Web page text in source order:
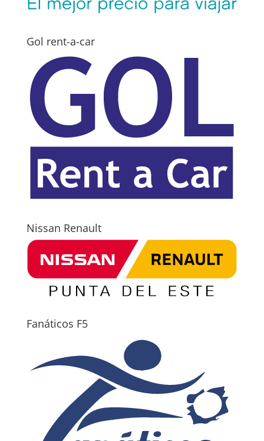
Gol rent-a-car
Nissan Renault
Fanáticos F5